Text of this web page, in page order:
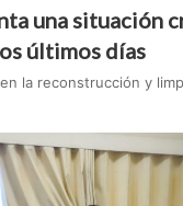
una situación
últimos días
la reconstrucción y